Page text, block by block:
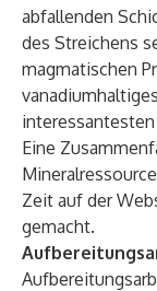
abfallenden
des Streichens
magmatischen
Eine
Zeit auf der
gemacht.